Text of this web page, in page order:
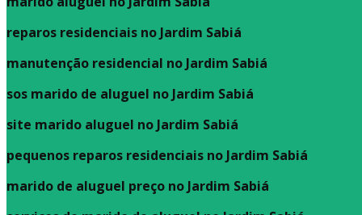
reparos residenciais no Jardim Sabiá
manutenção residencial no Jardim Sabiá
sos marido de aluguel no Jardim Sabiá
site marido aluguel no Jardim Sabiá
pequenos reparos residenciais no Jardim Sabiá
marido de aluguel preço no Jardim Sabiá